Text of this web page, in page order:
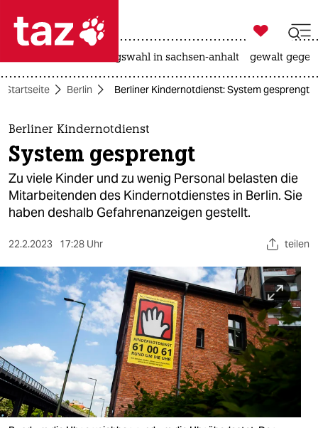
 taz zahl ich
taz zahl ich
themen
politik
öko
sport
nord
wahrheit
verlag

taz zahl ich
landtagswahl in sachsen-anhalt gewalt
Startseite Berlin Berliner Kindernotdienst: System gesprengt
Berliner Kindernotdienst
System gesprengt
Zu viele Kinder und zu wenig Personal belasten die
Mitarbeitenden des Kindernotdienstes in Berlin. Sie
haben deshalb Gefahrenanzeigen gestellt.
22.2.2023 17:28 Uhr teilen